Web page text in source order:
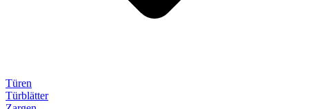
Türen
Türblätter